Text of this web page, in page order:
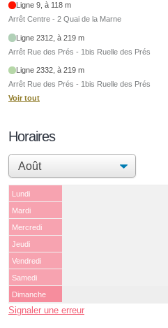
Ligne 9, à 118 m
Arrêt Centre - 2 Quai de la Marne
Ligne 2312, à 219 m
Arrêt Rue des Prés - 1bis Ruelle des Prés
Ligne 2332, à 219 m
Arrêt Rue des Prés - 1bis Ruelle des Prés
Voir tout
Horaires
Lundi
Mardi
Mercredi
Jeudi
Vendredi
Samedi
Dimanche
Signaler une erreur